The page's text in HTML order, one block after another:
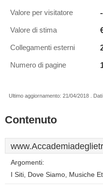
Valore per visitatore
Valore di stima
Collegamenti esterni
Numero di pagine
Ultimo aggiornamento: 21/04/2018 .
Contenuto
Argomenti:
I Siti, Dove Siamo, Musiche